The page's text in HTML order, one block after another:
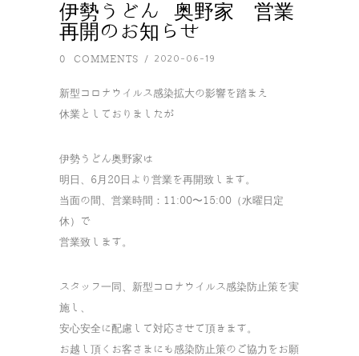
伊勢うどん 奥野家 営業
再開のお知らせ
0 COMMENTS / 2020-06-19
新型コロナウイルス感染拡大の影響を踏まえ
休業としておりましたが
伊勢うどん奥野家は
明日、6月20日より営業を再開致します。
当面の間、営業時間：11:00〜15:00（水曜日定
休）で
営業致します。
スタッフ一同、新型コロナウイルス感染防止策を実
施し、
安心安全に配慮して対応させて頂きます。
お越し頂くお客さまにも感染防止策のご協力をお願